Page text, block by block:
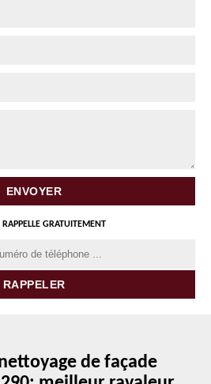
GRATUITEMENT
de façade